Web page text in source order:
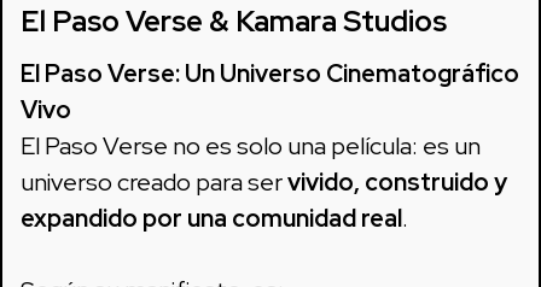
El Paso Verse & Kamara Studios
El Paso Verse: Un Universo Cinematográfico
Vivo
El Paso Verse no es solo una película: es un
universo creado para servivido, construido y
expandido por una comunidad real.